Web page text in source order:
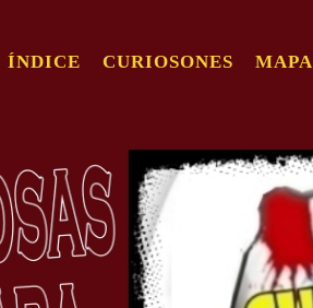
ÍNDICE CURIOSONES MAPA